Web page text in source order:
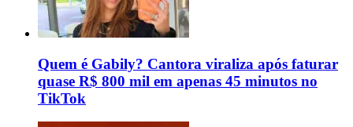
Quem é Gabily? Cantora viraliza após faturar
quase R$ 800 mil em apenas 45 minutos no
TikTok